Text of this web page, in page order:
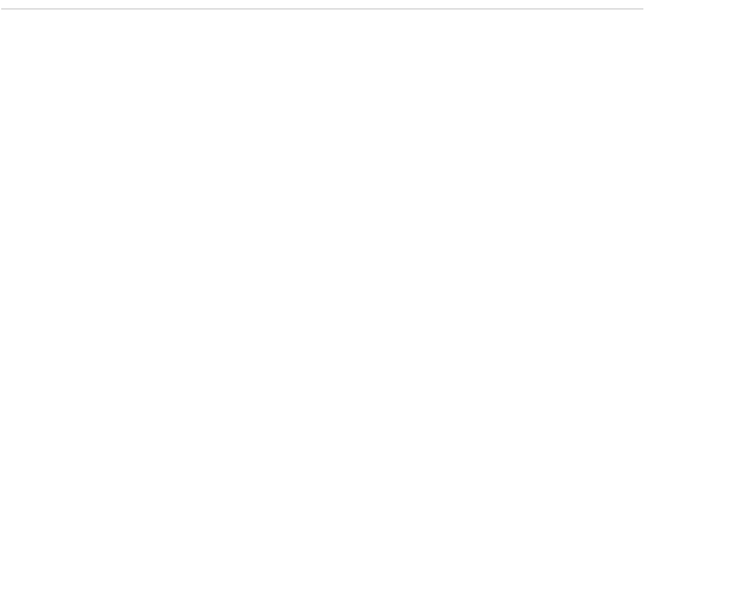
Crea una base perfetta per il correttore